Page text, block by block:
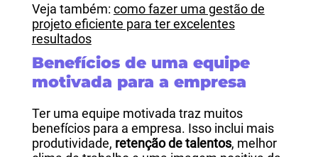
Veja também: como fazer uma gestão de
projeto eficiente para ter excelentes
resultados
Benefícios de uma equipe
motivada para a empresa
Ter uma equipe motivada traz muitos
benefícios para a empresa. Isso inclui mais
produtividade, retenção de talentos, melhor